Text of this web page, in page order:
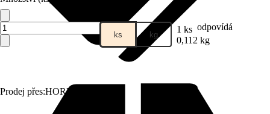
Prodej přes:HORNBACH
ks kg 1 ks odpovídá
0,112 kg